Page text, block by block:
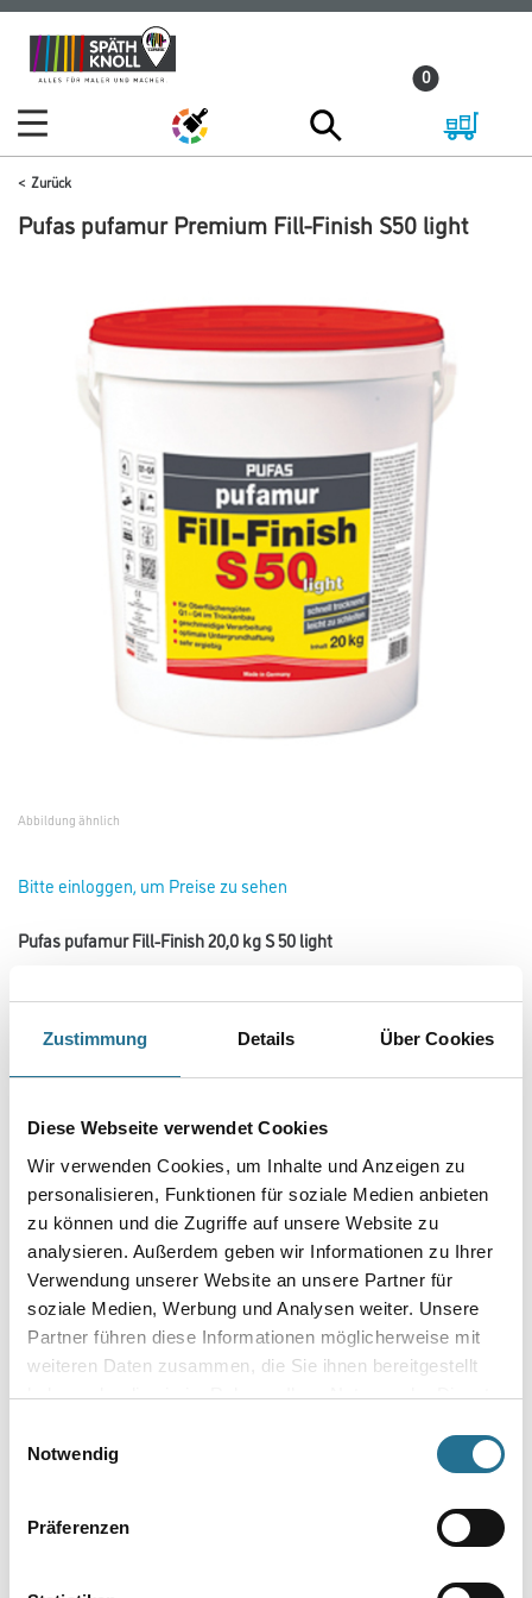
Zustimmung Details Über Cookies
Diese Webseite verwendet Cookies
Wir verwenden Cookies, um Inhalte und Anzeigen zu
personalisieren, Funktionen für soziale Medien anbieten
zu können und die Zugriffe auf unsere Website zu
analysieren. Außerdem geben wir Informationen zu Ihrer
Verwendung unserer Website an unsere Partner für
soziale Medien, Werbung und Analysen weiter. Unsere
Partner führen diese Informationen möglicherweise mit
weiteren Daten zusammen, die Sie ihnen bereitgestellt
haben oder die sie im Rahmen Ihrer Nutzung der Dienste
Notwendig
Präferenzen
Zum
Inhalt
Zum
Navigationsmenü
0
Zurück
Pufas pufamur Premium Fill-Finish S50 light
Abbildung ähnlich
Bitte einloggen, um Preise zu sehen
Pufas pufamur Fill-Finish 20,0 kg S 50 light
Gebrauchsfertiger Allround-Leichtspachtel.
Umrechnungsfaktoren
- Für Handverarbeitung und Spritzauftrag